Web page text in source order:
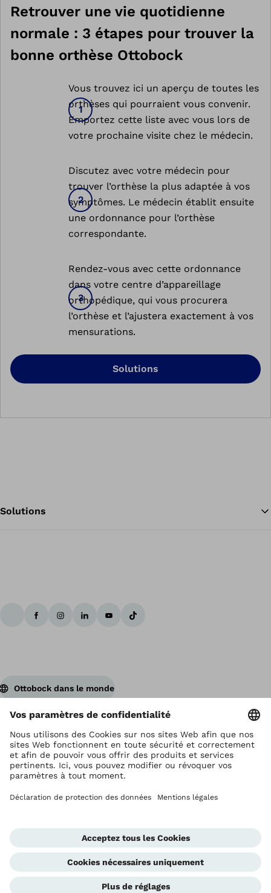
Retrouver une vie quotidienne
normale : 3 étapes pour trouver la
bonne orthèse Ottobock
Vous trouvez ici un aperçu de toutes les
orthèses qui pourraient vous convenir.
Emportez cette liste avec vous lors de
votre prochaine visite chez le médecin.
Discutez avec votre médecin pour
trouver l’orthèse la plus adaptée à vos
symptômes. Le médecin établit ensuite
une ordonnance pour l’orthèse
correspondante.
Rendez-vous avec cette ordonnance
dans votre centre d’appareillage
orthopédique, qui vous procurera
l’orthèse et l’ajustera exactement à vos
mensurations.
Solutions
Solutions
Ottobock dans le monde
Ottobock est titulaire du droit d’auteur
Paramètres de protection des données
Privacyverklaring
Gebruikersvoorwaarden
Corporate Home
Unité de dénonciation